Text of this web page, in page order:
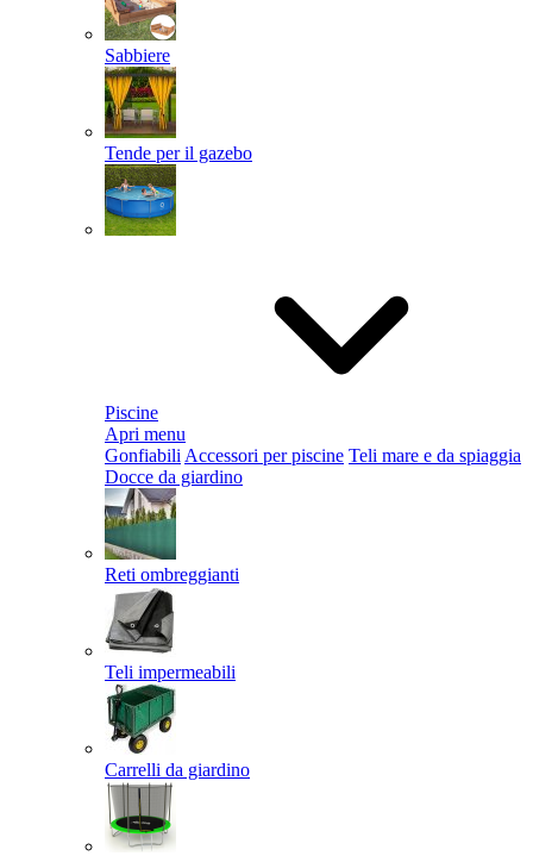
Sabbiere
Tende per il gazebo
Piscine
Apri menu
Gonfiabili Accessori per piscine Teli mare e da spiaggia
Docce da giardino
Reti ombreggianti
Teli impermeabili
Carrelli da giardino